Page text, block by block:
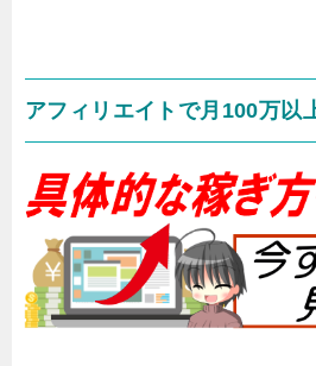
アフィリエイトで月100万以